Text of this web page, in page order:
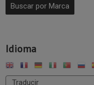
Idioma